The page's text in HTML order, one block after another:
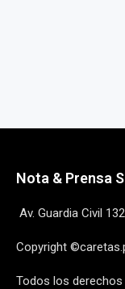
Nota & Prensa
Av. Guardia Civil
Copyright
Todos los